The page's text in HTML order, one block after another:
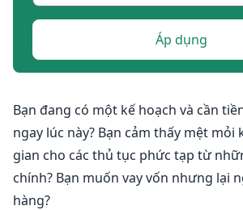
Áp dụng
Bạn đang có một kế hoạch và cần
ngay lúc này? Bạn cảm thấy mệt
gian cho các thủ tục phức tạp từ
chính? Bạn muốn vay vốn nhưng lại
hàng?